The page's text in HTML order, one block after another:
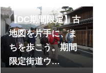
体験や、小学校の教室を再
現した復元教室で朗唱や書
道を体験し、昔ながらの食
器を使った学校給食を堪
能。
【DC期間限定】古
地図を片手に、ま
ちを歩こう。期間
限定街道ウ…